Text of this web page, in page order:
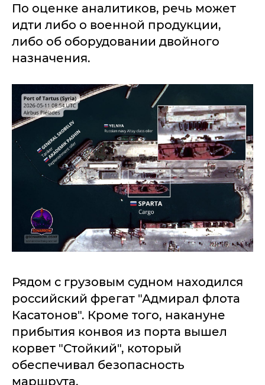
По оценке аналитиков, речь может
идти либо о военной продукции,
либо об оборудовании двойного
назначения.
Рядом с грузовым судном находился
российский фрегат "Адмирал флота
Касатонов". Кроме того, накануне
прибытия конвоя из порта вышел
корвет "Стойкий", который
обеспечивал безопасность
маршрута.